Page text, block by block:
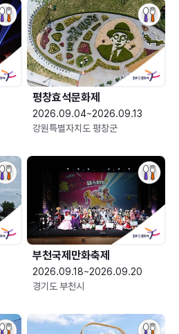
평창효석문화제
2026.09.04~2026.09.13
강원특별자치도 평창군
부천국제만화축제
2026.09.18~2026.09.20
경기도 부천시